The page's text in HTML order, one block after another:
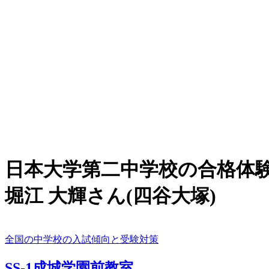
日本大学第二中学校の合格体
堀江 大輝さん(四谷大塚)
全国の中学校の入試傾向と受験対策